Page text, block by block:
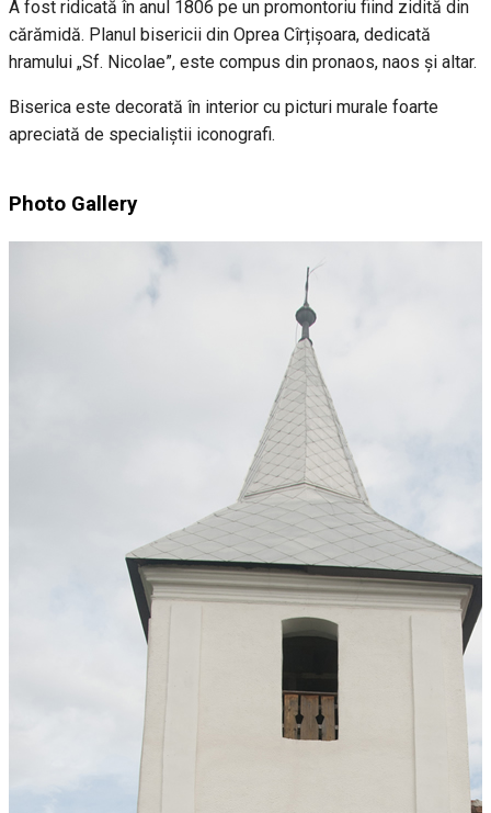
A fost ridicată în anul 1806 pe un promontoriu fiind zidită din
cărămidă. Planul bisericii din Oprea Cîrțișoara, dedicată
hramului „Sf. Nicolae”, este compus din pronaos, naos și altar.
Biserica este decorată în interior cu picturi murale foarte
apreciată de specialiștii iconografi.
Photo Gallery